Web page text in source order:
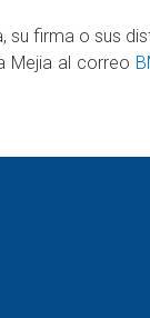
su firma o sus
Mejia al correo